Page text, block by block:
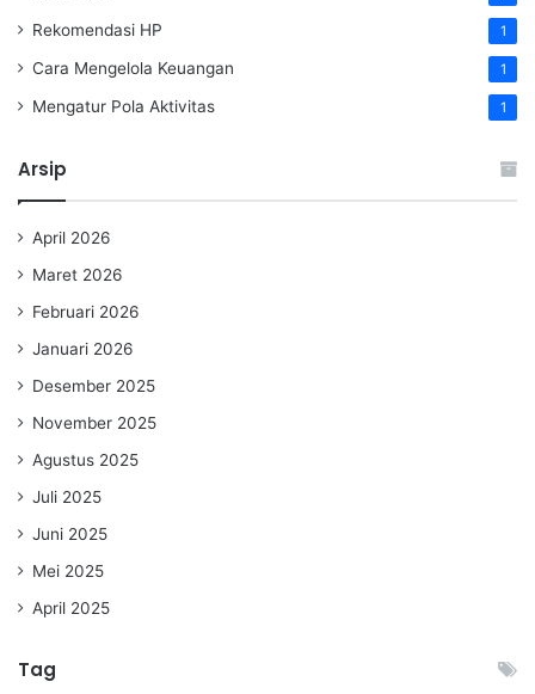
Rekomendasi HP 1
Cara Mengelola Keuangan 1
Mengatur Pola Aktivitas 1
Arsip
April 2026
Maret 2026
Februari 2026
Januari 2026
Desember 2025
November 2025
Agustus 2025
Juli 2025
Juni 2025
Mei 2025
April 2025
Tag